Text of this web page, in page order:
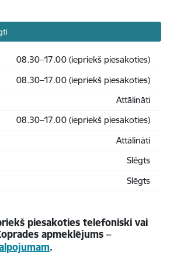
08.30–17.00 (iepriekš piesakoties)
08.30–17.00 (iepriekš piesakoties)
Attālināti
08.30–17.00 (iepriekš piesakoties)
Attālināti
Slēgts
Slēgts
piesakoties telefoniski vai
apmeklējums –
.